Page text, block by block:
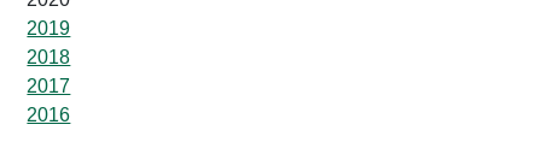
2019
2018
2017
2016